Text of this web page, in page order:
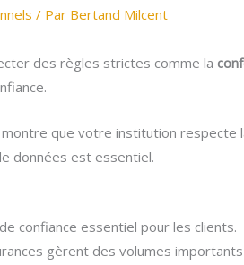
/ Par Bertand Milcent
des règles strictes comme la
que votre institution respecte
données est essentiel.
confiance essentiel pour les clients.
gèrent des volumes